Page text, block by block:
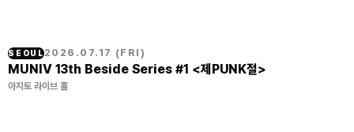
SEOUL2026.07.17 ( FRI )
MUNIV 13th Beside Series #1 <제PUNK절>
아지토 라이브 홀